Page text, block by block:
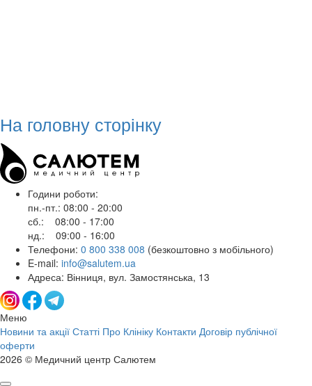
На головну сторінку
Години роботи:
пн.-пт.: 08:00 - 20:00
сб.: 08:00 - 17:00
нд.: 09:00 - 16:00
Телефони: 0 800 338 008 (безкоштовно з мобільного)
E-mail: info@salutem.ua
Адреса: Вінниця, вул. Замостянська, 13
Меню
Новини та акції Статті Про Клініку Контакти Договір публічної
оферти
2026 © Медичний центр Салютем